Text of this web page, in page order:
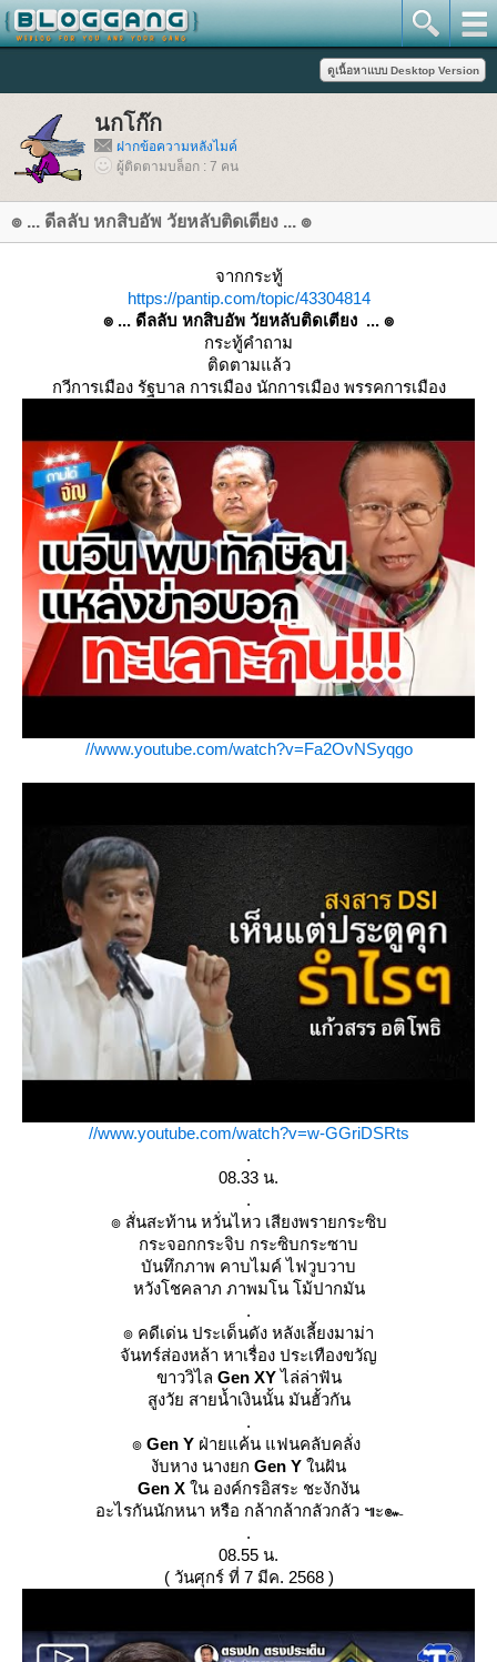
นกโก๊ก
ฝากข้อความหลังไมค์
ผู้ติดตามบล็อก : 7 คน
๏ ... ดีลลับ หกสิบอัพ วัยหลับติดเตียง ... ๏
จากกระทู้
https://pantip.com/topic/43304814
๏ ... ดีลลับ หกสิบอัพ วัยหลับติดเตียง ... ๏
กระทู้คำถาม
ติดตามแล้ว
กวีการเมือง รัฐบาล การเมือง นักการเมือง พรรคการเมือง
//www.youtube.com/watch?v=Fa2OvNSyqgo
//www.youtube.com/watch?v=w-GGriDSRts
.
08.33 น.
.
๏ สั่นสะท้าน หวั่นไหว เสียงพรายกระซิบ
กระจอกกระจิบ กระซิบกระซาบ
บันทึกภาพ คาบไมค์ ไฟวูบวาบ
หวังโชคลาภ ภาพมโน โม้ปากมัน
.
๏ คดีเด่น ประเด็นดัง หลังเลี้ยงมาม่า
จันทร์ส่องหล้า หาเรื่อง ประเทืองขวัญ
ขาววิไล Gen XYไล่ล่าฟัน
สูงวัย สายน้ำเงินนั้น มันฮั้วกัน
.
๏ Gen Y ฝ่ายแค้น แฟนคลับคลั่ง
งับหาง นางยก Gen Y นฝัน
Gen X น องค์กรอิสระ ชะงักงัน
อะไรกันนักหนา หรือ กล้ากล้ากลัวกลัว ๚ะ๛
.
08.55 น.
( วันศุกร์ ที่ 7 มีค. 2568 )